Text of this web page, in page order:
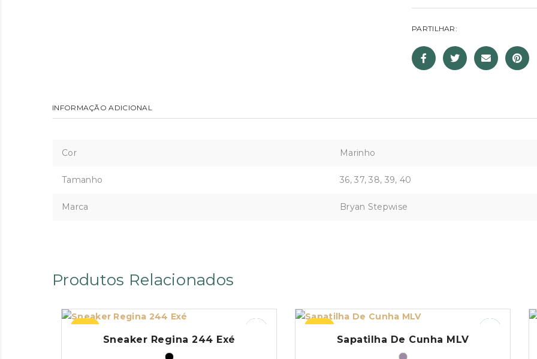
PARTILHAR:
INFORMAÇÃO ADICIONAL
Cor Marinho
Tamanho 36, 37, 38, 39, 40
Marca Bryan Stepwise
Produtos Relacionados
–51%
Sneaker Regina 244 Exé
–38%
Sapatilha De Cunha MLV